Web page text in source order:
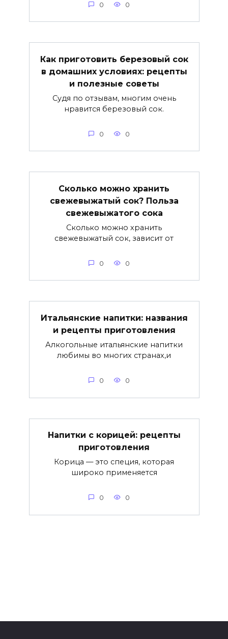
0 0
Как приготовить березовый сок
в домашних условиях: рецепты
и полезные советы
Судя по отзывам, многим очень
нравится березовый сок.
0 0
Сколько можно хранить
свежевыжатый сок? Польза
свежевыжатого сока
Сколько можно хранить
свежевыжатый сок, зависит от
0 0
Итальянские напитки: названия
и рецепты приготовления
Алкогольные итальянские напитки
любимы во многих странах,и
0 0
Напитки с корицей: рецепты
приготовления
Корица — это специя, которая
широко применяется
0 0